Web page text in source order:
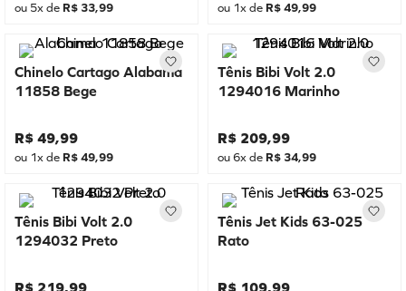
ou 5x de R$ 33,99 ou 1x de R$49,99
Chinelo Cartago Alabama
11858 Bege
R$ 49,99
ou 1x de R$49,99
Tênis Bibi Volt 2.0
1294016 Marinho
R$ 209,99
ou6x de R$ 34,99
Tênis Bibi Volt 2.0
1294032 Preto
Tênis Jet Kids 63-025
Rato